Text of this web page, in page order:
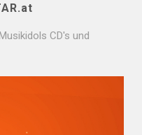
CD's und